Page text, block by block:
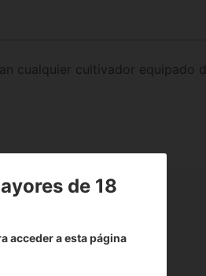
cualquier cultivador equipado
de 18
acceder a esta página